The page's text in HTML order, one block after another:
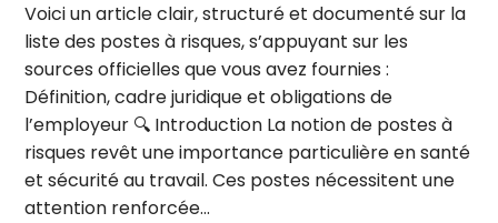
Voici un article clair, structuré et documenté sur la
liste des postes à risques, s’appuyant sur les
sources officielles que vous avez fournies :
Définition, cadre juridique et obligations de
l’employeur 🔍 Introduction La notion de postes à
risques revêt une importance particulière en santé
et sécurité au travail. Ces postes nécessitent une
attention renforcée…